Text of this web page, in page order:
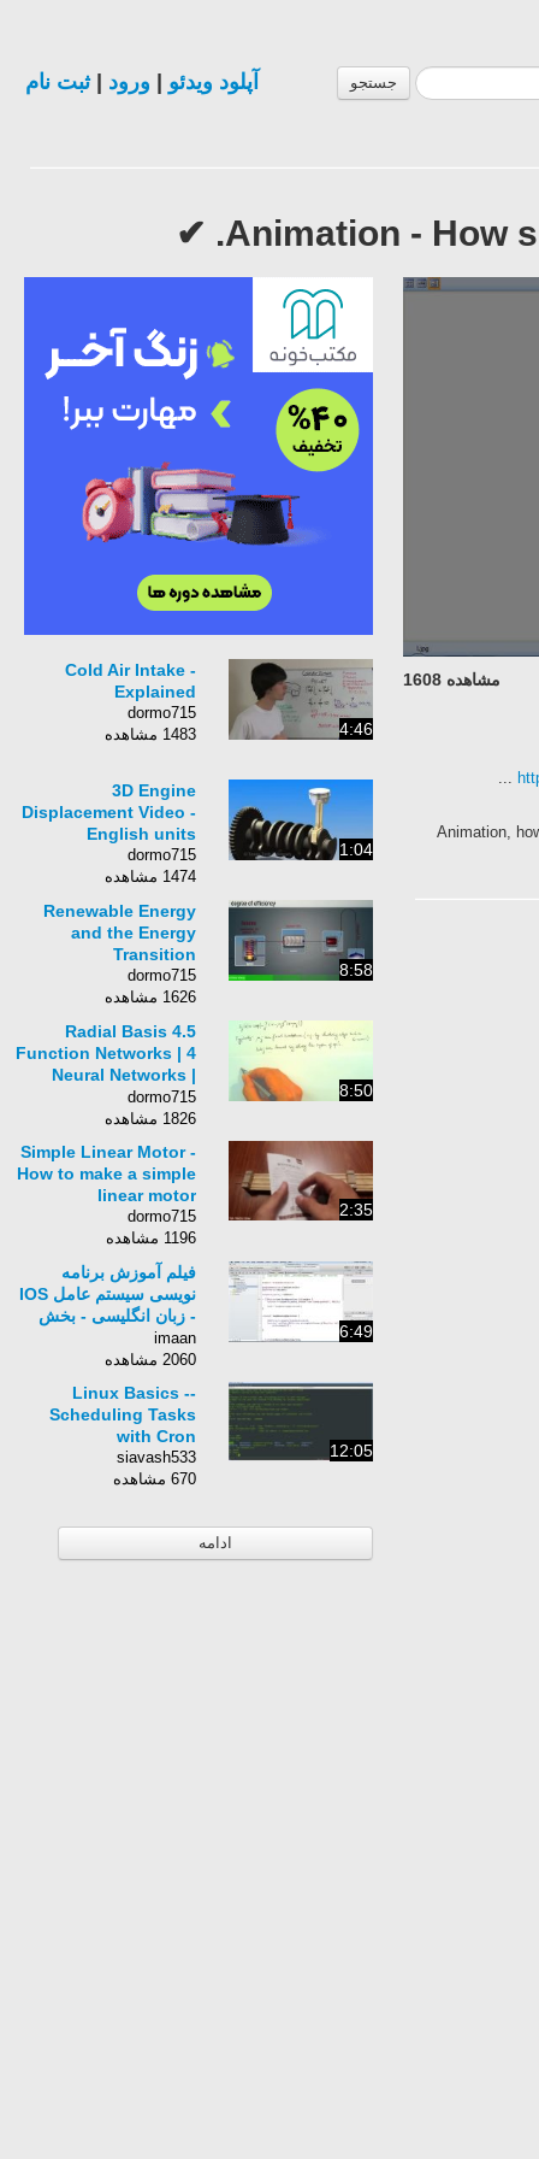
جستجو آپلود ویدئو ورود |ثبت نام
Animation - How
مشاهده 1608
Animation,
4:46
Cold Air Intake -
Explained
dormo715
1483 مشاهده
1:04
3D Engine
Displacement Video -
English units
dormo715
1474 مشاهده
8:58
Renewable Energy
and the Energy
Transition
dormo715
1626 مشاهده
8:50
4.5 Radial Basis
Function Networks | 4
Neural Networks |
Pattern Recognition
Class 2012
dormo715
1826 مشاهده
2:35
Simple Linear Motor -
How to make a simple
linear motor
dormo715
1196 مشاهده
6:49
فیلم آموزش برنامه
نویسی سیستم عامل IOS
- زبان انگلیسی - بخش
59
imaan
2060 مشاهده
12:05
Linux Basics --
Scheduling Tasks
with Cron
siavash533
670 مشاهده
ادامه